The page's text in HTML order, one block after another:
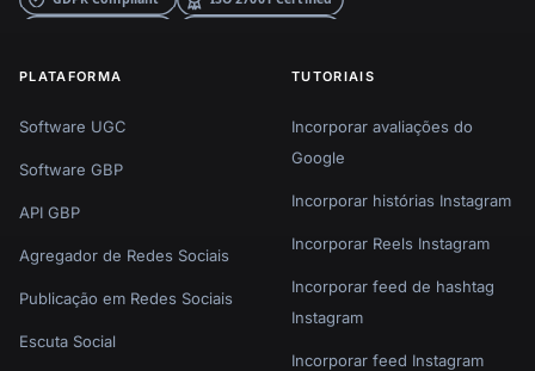
PLATAFORMA
Software UGC
Software GBP
API GBP
Agregador de Redes Sociais
Publicação em Redes Sociais
Escuta Social
TUTORIAIS
Incorporar avaliações do
Google
Incorporar histórias Instagram
Incorporar Reels Instagram
Incorporar feed de hashtag
Instagram
Incorporar feed Instagram